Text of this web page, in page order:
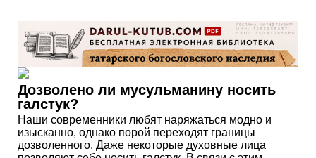
Дозволено ли мусульманину носить
галстук?
Наши современники любят наряжаться модно и
изысканно, однако порой переходят границы
дозволенного. Даже некоторые духовные лица